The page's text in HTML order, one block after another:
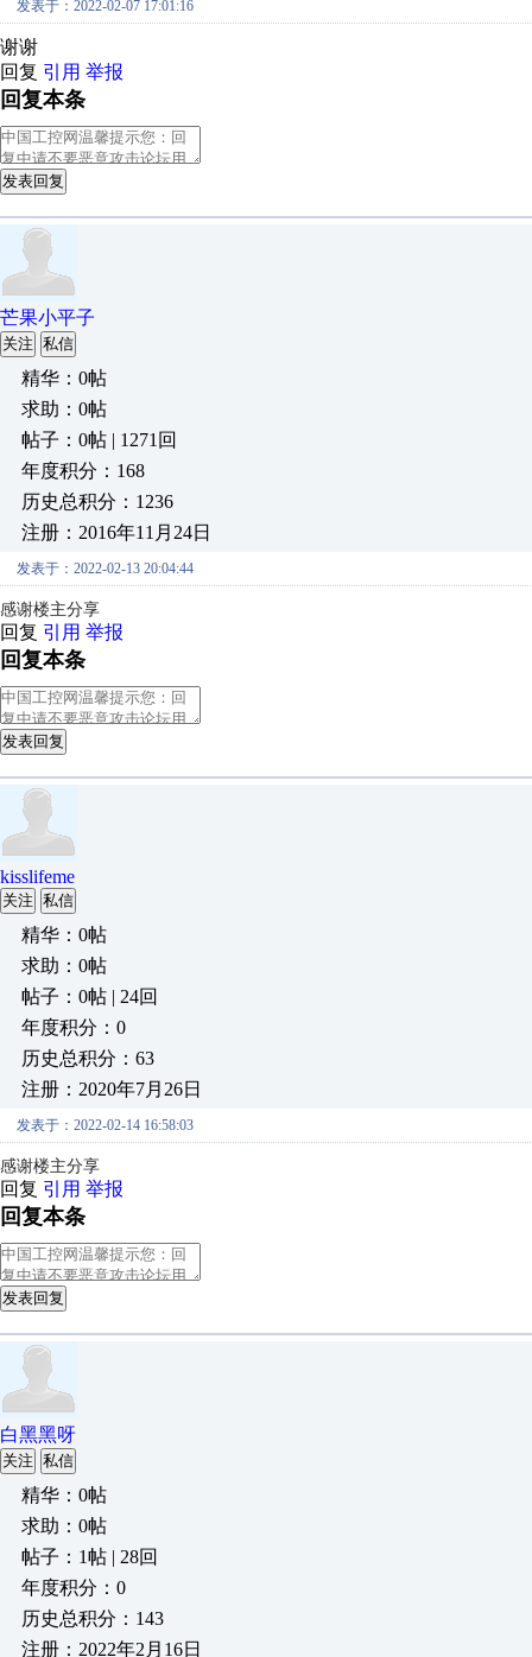
发表于：2022-02-07 17:01:16
谢谢
回复 引用 举报
回复本条
发表回复
芒果小平子
关注 私信
精华：0帖
求助：0帖
帖子：0帖 | 1271回
年度积分：168
历史总积分：1236
注册：2016年11月24日
发表于：2022-02-13 20:04:44
感谢楼主分享
回复 引用 举报
回复本条
发表回复
kisslifeme
关注 私信
精华：0帖
求助：0帖
帖子：0帖 | 24回
年度积分：0
历史总积分：63
注册：2020年7月26日
发表于：2022-02-14 16:58:03
感谢楼主分享
回复 引用 举报
回复本条
发表回复
白黑黑呀
关注 私信
精华：0帖
求助：0帖
帖子：1帖 | 28回
年度积分：0
历史总积分：143
注册：2022年2月16日